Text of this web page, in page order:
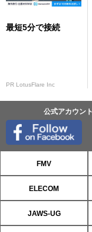
最短5分で接続
PR LotusFlare Inc
公式アカウン
FMV
ELECOM
JAWS-UG